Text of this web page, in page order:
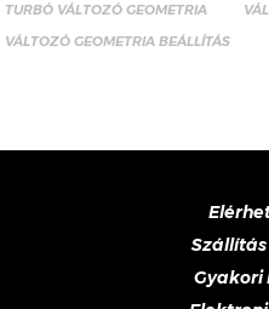
TURBÓ VÁLTOZÓ GEOMETRIA
VÁLTOZÓ GEOMETRIA BEÁLLÍTÁS
Szállítás
Gyakori